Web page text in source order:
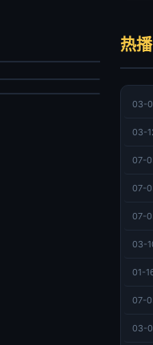
大陆
2026-07-03
动漫
日本
热
03-
03-
07-
07-
07-
03-
01-
07-
03-